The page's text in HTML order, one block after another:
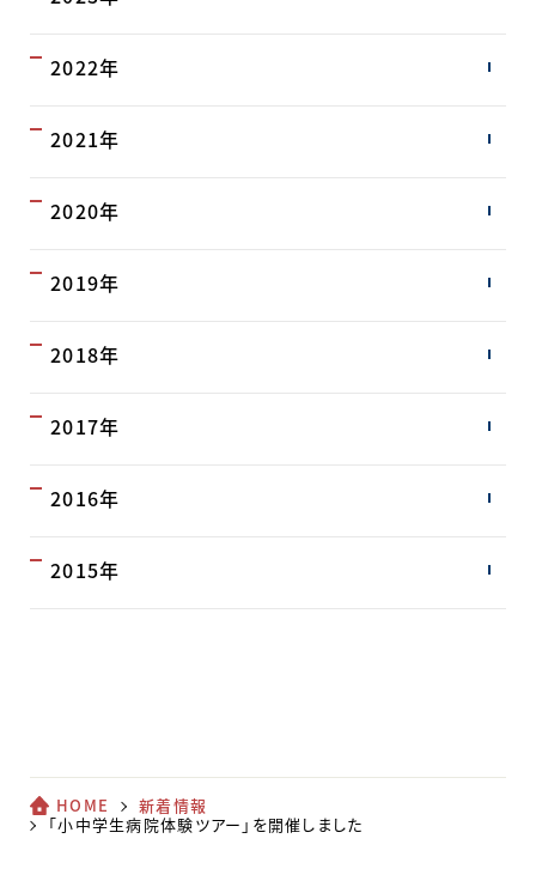
2022年
2021年
2020年
2019年
2018年
2017年
2016年
2015年
HOME
新着情報
「小中学生病院体験ツアー」を開催しました